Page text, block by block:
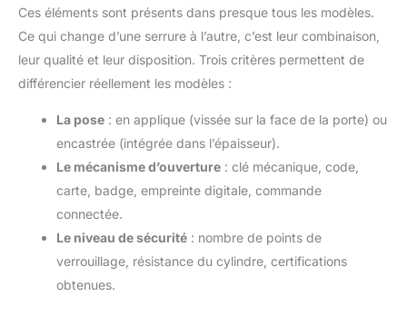
Ces éléments sont présents dans presque tous les modèles.
Ce qui change d’une serrure à l’autre, c’est leur combinaison,
leur qualité et leur disposition. Trois critères permettent de
différencier réellement les modèles :
La pose : en applique (vissée sur la face de la porte) ou
encastrée (intégrée dans l’épaisseur).
Le mécanisme d’ouverture : clé mécanique, code,
carte, badge, empreinte digitale, commande
connectée.
Le niveau de sécurité : nombre de points de
verrouillage, résistance du cylindre, certifications
obtenues.